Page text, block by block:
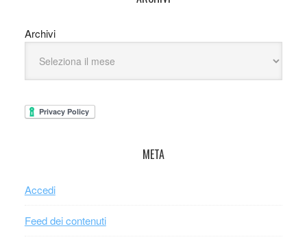
Archivi
META
Accedi
Feed dei contenuti